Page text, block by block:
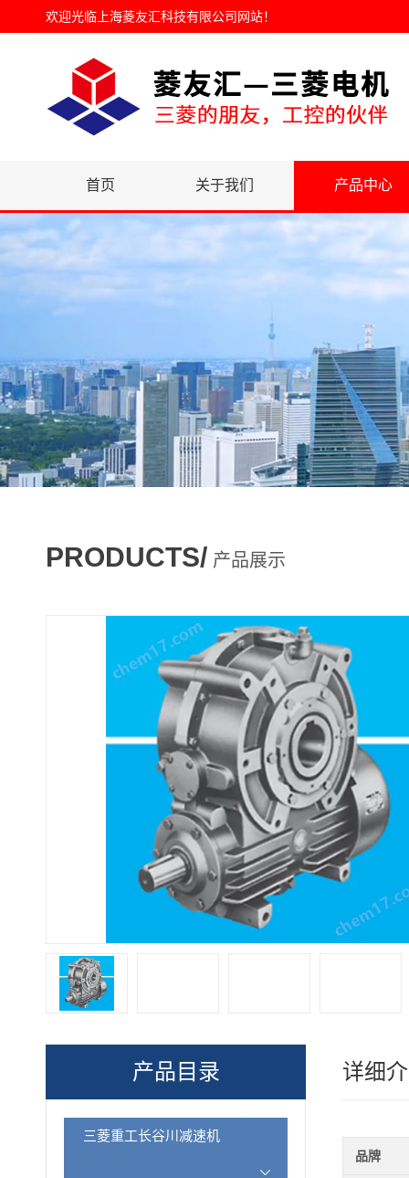
欢迎光临 上海菱友汇科技有限公司网站！
首页 关于我们 产品中心
PRODUCTS/ 产品展示
产品目录
三菱重工长谷川减速机
详细
品牌